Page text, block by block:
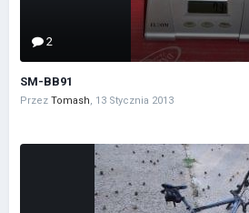
2
SM-BB91
Przez Tomash, 13 Stycznia 2013